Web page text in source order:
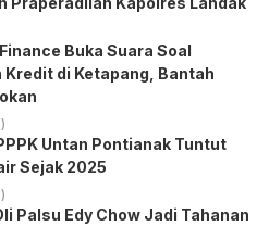
Buka Suara Soal
Kredit di Ketapang, Bantah
Untan Pontianak Tuntut
Sejak 2025
Palsu Edy Chow Jadi Tahanan